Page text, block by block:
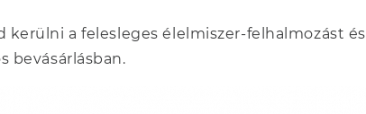
kerülni a felesleges élelmiszer-felhalmozást és
bevásárlásban.